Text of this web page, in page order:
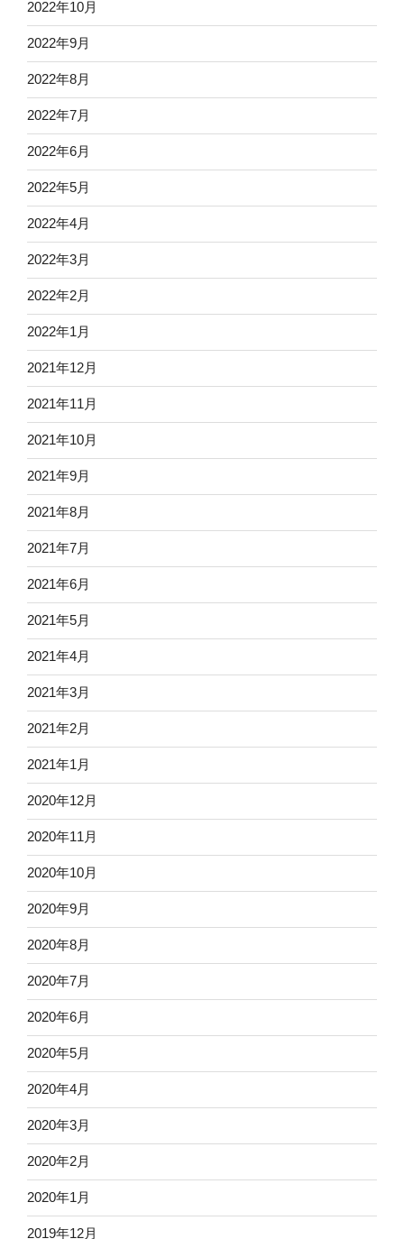
2022年10月
2022年9月
2022年8月
2022年7月
2022年6月
2022年5月
2022年4月
2022年3月
2022年2月
2022年1月
2021年12月
2021年11月
2021年10月
2021年9月
2021年8月
2021年7月
2021年6月
2021年5月
2021年4月
2021年3月
2021年2月
2021年1月
2020年12月
2020年11月
2020年10月
2020年9月
2020年8月
2020年7月
2020年6月
2020年5月
2020年4月
2020年3月
2020年2月
2020年1月
2019年12月